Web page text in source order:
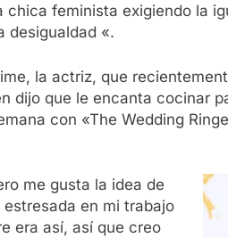
feminista exigiendo la
desigualdad «.
la actriz, que
dijo que le encanta cocinar
con «The Wedding
me gusta la idea de
en mi trabajo
era así, así que creo